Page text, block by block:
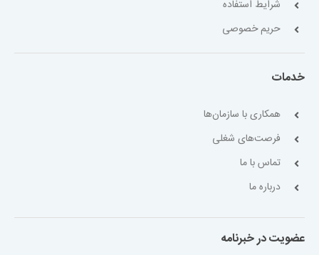
شرایط استفاده
حریم خصوصی
خدمات
همکاری با سازمان‌ها
فرصت‌های شغلی
تماس با ما
درباره ما
عضویت در خبرنامه